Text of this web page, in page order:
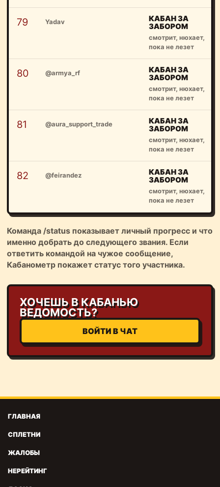
79 Yadav
КАБАН ЗА
ЗАБОРОМ
смотрит, нюхает,
пока не лезет
80 @armya_rf
КАБАН ЗА
ЗАБОРОМ
смотрит, нюхает,
пока не лезет
81 @aura_support_trade
КАБАН ЗА
ЗАБОРОМ
смотрит, нюхает,
пока не лезет
82 @feirandez
КАБАН ЗА
ЗАБОРОМ
смотрит, нюхает,
пока не лезет
Команда /status показывает личный прогресс и что
именно добрать до следующего звания. Если
ответить командой на чужое сообщение,
Кабанометр покажет статус того участника.
ХОЧЕШЬ В КАБАНЬЮ
ВЕДОМОСТЬ?
ВОЙТИ В ЧАТ
ГЛАВНАЯ
СПЛЕТНИ
ЖАЛОБЫ
НЕРЕЙТИНГ